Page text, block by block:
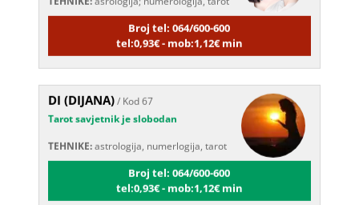
Broj tel: 064/600-600
tel:0,93€ - mob:1,12€ min
DI (DIJANA)/ Kod 67
Tarot savjetnik je slobodan
Broj tel: 064/600-600
tel:0,93€ - mob:1,12€ min